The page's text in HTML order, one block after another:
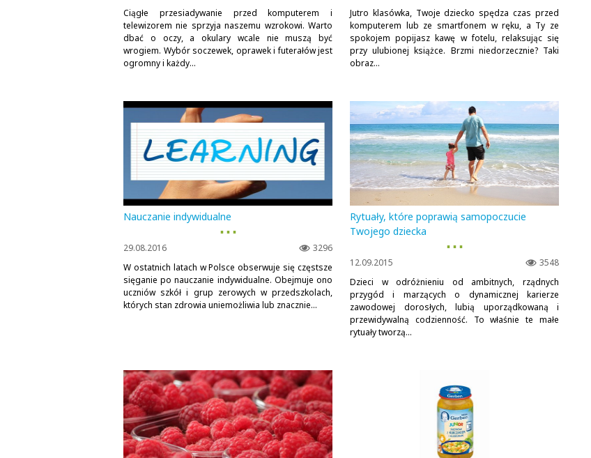
Ciągłe przesiadywanie przed komputerem i
telewizorem nie sprzyja naszemu wzrokowi. Warto
dbać o oczy, a okulary wcale nie muszą być
wrogiem. Wybór soczewek, oprawek i futerałów jest
ogromny i każdy...
Jutro klasówka, Twoje dziecko spędza czas przed
komputerem lub ze smartfonem w ręku, a Ty ze
spokojem popijasz kawę w fotelu, relaksując się
przy ulubionej książce. Brzmi niedorzecznie? Taki
obraz...
Nauczanie indywidualne
▪ ▪ ▪
3296
29.08.2016
W ostatnich latach w Polsce obserwuje się częstsze
sięganie po nauczanie indywidualne. Obejmuje ono
uczniów szkół i grup zerowych w przedszkolach,
których stan zdrowia uniemożliwia lub znacznie...
Rytuały, które poprawią samopoczucie
Twojego dziecka
▪ ▪ ▪
3548
12.09.2015
Dzieci w odróżnieniu od ambitnych, rządnych
przygód i marzących o dynamicznej karierze
zawodowej dorosłych, lubią uporządkowaną i
przewidywalną codzienność. To właśnie te małe
rytuały tworzą...